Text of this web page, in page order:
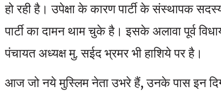
हो रही है। उपेक्षा के कारण पार्टी के संस्थापक
पार्टी का दामन थाम चुके है। इसके अलावा पूर्व
पंचायत अध्यक्ष मु. सईद भ्रमर भी हाशिये पर है।
आज जो नये मुस्लिम नेता उभरे हैं, उनके पास इन